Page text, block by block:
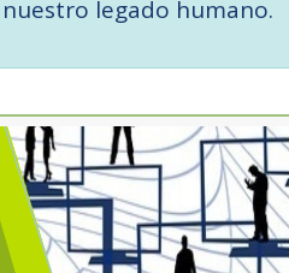
legado humano.